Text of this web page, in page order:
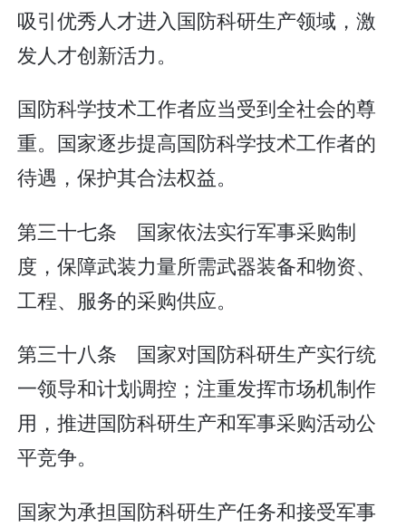
吸引优秀人才进入国防科研生产领域，激
发人才创新活力。
国防科学技术工作者应当受到全社会的尊
重。国家逐步提高国防科学技术工作者的
待遇，保护其合法权益。
第三十七条 国家依法实行军事采购制
度，保障武装力量所需武器装备和物资、
工程、服务的采购供应。
第三十八条 国家对国防科研生产实行统
一领导和计划调控；注重发挥市场机制作
用，推进国防科研生产和军事采购活动公
平竞争。
国家为承担国防科研生产任务和接受军事